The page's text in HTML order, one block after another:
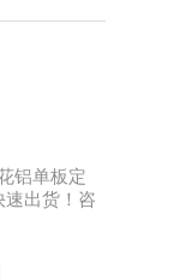
铝单板定
速出货！咨